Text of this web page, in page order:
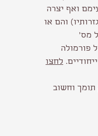
ואף יצרה
והם או
מס'
פורמולה
לחצו
וחשוב